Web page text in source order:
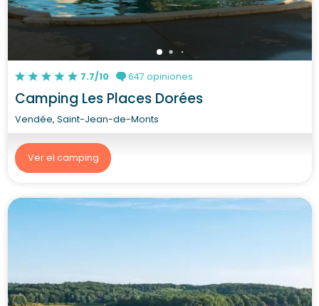
7.7/10 647 opiniones
Camping Les Places Dorées
Vendée, Saint-Jean-de-Monts
Ver el camping